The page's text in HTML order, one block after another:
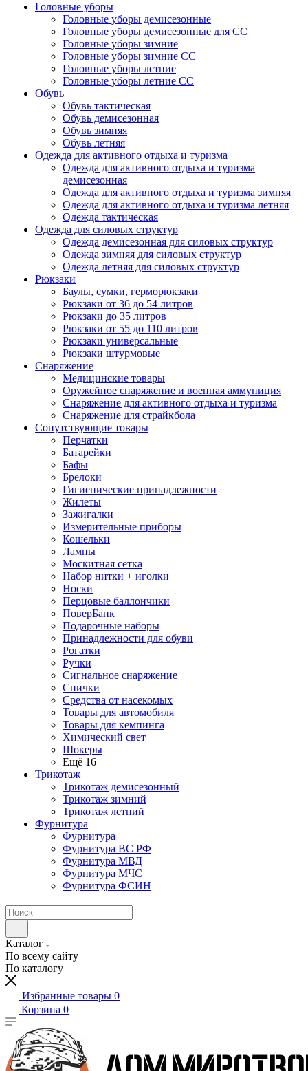
Головные уборы
Головные уборы демисезонные
Головные уборы демисезонные для СС
Головные уборы зимние
Головные уборы зимние СС
Головные уборы летние
Головные уборы летние СС
Обувь
Обувь тактическая
Обувь демисезонная
Обувь зимняя
Обувь летняя
Одежда для активного отдыха и туризма
Одежда для активного отдыха и туризма
демисезонная
Одежда для активного отдыха и туризма зимняя
Одежда для активного отдыха и туризма летняя
Одежда тактическая
Одежда для силовых структур
Одежда демисезонная для силовых структур
Одежда зимняя для силовых структур
Одежда летняя для силовых структур
Рюкзаки
Баулы, сумки, герморюкзаки
Рюкзаки от 36 до 54 литров
Рюкзаки до 35 литров
Рюкзаки от 55 до 110 литров
Рюкзаки универсальные
Рюкзаки штурмовые
Снаряжение
Медицинские товары
Оружейное снаряжение и военная аммуниция
Снаряжение для активного отдыха и туризма
Снаряжение для страйкбола
Сопутствующие товары
Перчатки
Батарейки
Бафы
Брелоки
Гигиенические принадлежности
Жилеты
Зажигалки
Измерительные приборы
Кошельки
Лампы
Москитная сетка
Набор нитки + иголки
Носки
Перцовые баллончики
ПоверБанк
Подарочные наборы
Принадлежности для обуви
Рогатки
Ручки
Сигнальное снаряжение
Спички
Средства от насекомых
Товары для автомобиля
Товары для кемпинга
Химический свет
Шокеры
Ещё 16
Трикотаж
Трикотаж демисезонный
Трикотаж зимний
Трикотаж летний
Фурнитура
Фурнитура
Фурнитура ВС РФ
Фурнитура МВД
Фурнитура МЧС
Фурнитура ФСИН
Каталог
По всему сайту
По каталогу
Избранные товары 0
Корзина 0